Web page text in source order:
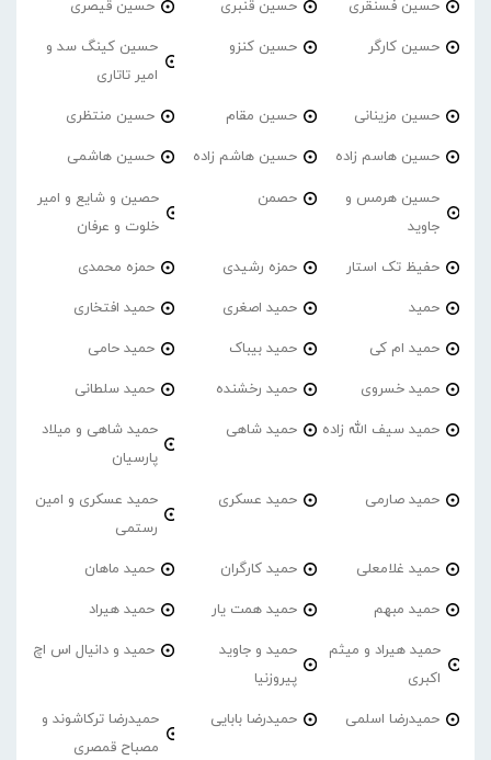
حسین فسنقری حسین قنبری حسین قیصری
حسین کارگر حسین کنزو
حسین کینگ سد و
امیر تاتاری
حسین مزینانی حسین مقام حسین منتظری
حسین هاسم زاده حسین هاشم زاده حسین هاشمی
حسین هرمس و
جاوید
حصمن
حصین و شایع و امیر
خلوت و عرفان
حفیظ تک استار حمزه رشیدی حمزه محمدی
حمید حمید اصغری حمید افتخاری
حمید ام کی حمید بیباک حمید حامی
حمید خسروی حمید رخشنده حمید سلطانی
حمید سیف الله زاده حمید شاهی
حمید شاهی و میلاد
پارسیان
حمید صارمی حمید عسکری
حمید عسکری و امین
رستمی
حمید غلامعلی حمید کارگران حمید ماهان
حمید مبهم حمید همت یار حمید هیراد
حمید هیراد و میثم
اکبری
حمید و جاوید
پیروزنیا
حمید و دانیال اس اچ
حمیدرضا اسلمی حمیدرضا بابایی
حمیدرضا ترکاشوند و
مصباح قمصری